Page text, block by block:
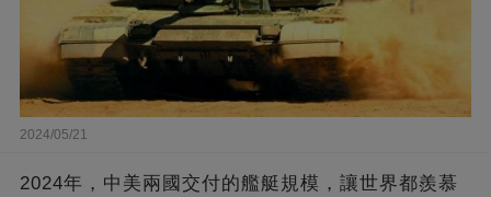
2024/05/21
2024年，中美兩國交付的艦艇規模，讓世界都羨慕